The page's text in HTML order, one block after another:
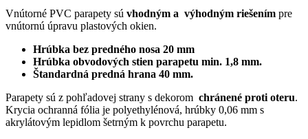
was:
19,33€.
is:
13,10€.
Vnútorné PVC parapety sú vhodným a výhodným riešením pre
vnútornú úpravu plastových okien.
Hrúbka bez predného nosa 20 mm
Hrúbka obvodových stien parapetu min. 1,8 mm.
Štandardná predná hrana 40 mm.
Parapety sú z pohľadovej strany s dekorom chránené proti oteru.
Krycia ochranná fólia je polyethylénová, hrúbky 0,06 mm s
akrylátovým lepidlom šetrným k povrchu parapetu.